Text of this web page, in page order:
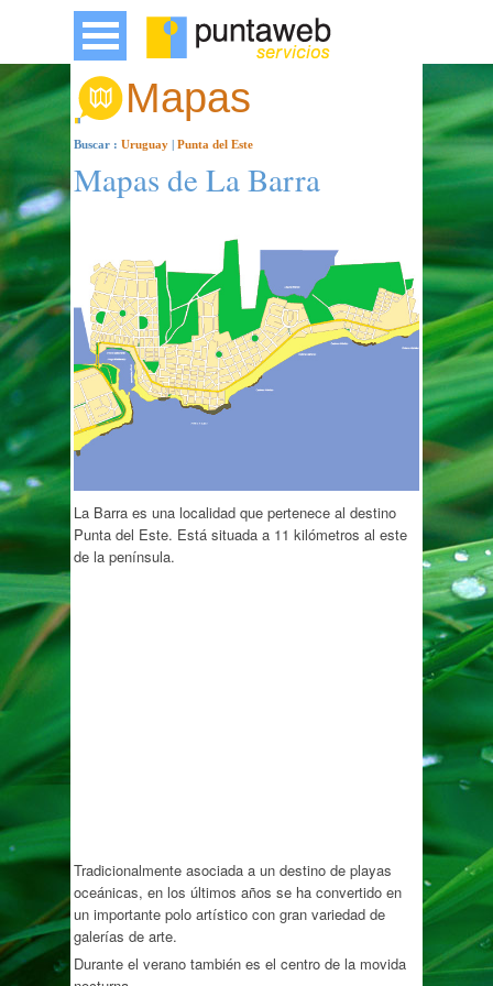
Mapas
Buscar :Uruguay |Punta del Este
Mapas de La Barra
La Barra es una localidad que pertenece al destino
Punta del Este. Está situada a 11 kilómetros al este
de la península.
Tradicionalmente asociada a un destino de playas
oceánicas, en los últimos años se ha convertido en
un importante polo artístico con gran variedad de
galerías de arte.
Durante el verano también es el centro de la movida